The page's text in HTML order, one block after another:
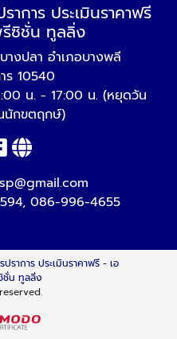
การ ประเมินราคาฟรี
ซิชั่น ทูลลิ่ง
งปลา อำเภอบางพลี
ร 10540
น. - 17:00 น. (หยุดวัน
นักขตฤกษ์)
, 086-996-4655
ราการ ประเมินราคาฟรี - เอ
ชั่น ทูลลิ่ง